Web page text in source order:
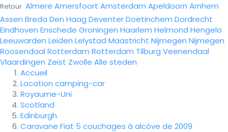
Retour Almere Amersfoort Amsterdam Apeldoorn Arnhem
Assen Breda Den Haag DeventerDoetinchem Dordrecht
Eindhoven Enschede Groningen Haarlem Helmond Hengelo
Leeuwarden Leiden Lelystad Maastricht Nijmegen Nijmegen
Roosendaal Rotterdam Rotterdam Tilburg Veenendaal
Vlaardingen Zeist Zwolle Alle steden
Accueil
Location camping-car
Royaume-Uni
Scotland
Edinburgh
Caravane Fiat 5 couchages à alcôve de 2009